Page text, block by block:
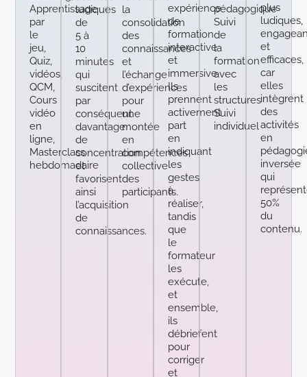
Apprentissage
par
le
jeu,
Quiz,
vidéos,
QCM,
Cours
vidéo
en
ligne,
Masterclass
hebdomadaire
ludiques
de
5 à
10
minutes
qui
suscitent
par
conséquent
davantage
de
concentration
et
favorisent
ainsi
l’acquisition
de
connaissances.
la
consolidation
des
connaissances
et
l’échange
d’expériences
pour
une
montée
en
compétences
collective
des
participants.
expérience
de
formation
interactive
et
immersive.
Ils
prennent
activement
part
en
indiquant
les
gestes
à
réaliser,
tandis
que
le
formateur
les
exécute,
et
ensemble,
ils
débriefent
pour
corriger
et
pédagogique
Suivi
de
la
formation
avec
les
structures
Suivi
individuel
plus
ludiques,
et
efficaces,
car
elles
intègrent
des
activités
en
inversée
qui
50%
du
contenu.